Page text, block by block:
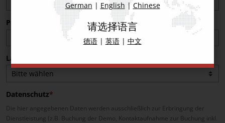
Postleitzahl Firmenstandort
Land
Datenschutz
Die hier angegebenen Daten werden ausschließlich zur Erbringung der
Dienstleistung (z.B. Buchung der Demo, Kontaktaufnahme zur Buchung inkl.
German | English| Chinese
请选择语言
德语 | 英语 | 中文